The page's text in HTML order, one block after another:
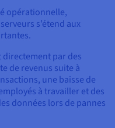
opérationnelle,
s’étend aux
directement par des
de revenus suite à
une baisse de
à travailler et des
données lors de pannes